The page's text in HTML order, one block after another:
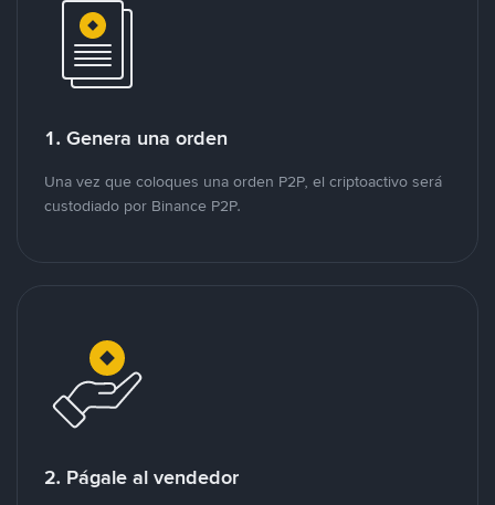
1. Genera una orden
Una vez que coloques una orden P2P, el criptoactivo será
custodiado por Binance P2P.
2. Págale al vendedor